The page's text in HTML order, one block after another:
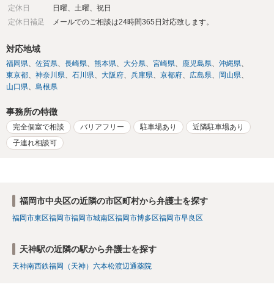
定休日
日曜、土曜、祝日
定休日補足
メールでのご相談は24時間365日対応致します。
対応地域
福岡県 佐賀県 長崎県 熊本県 大分県 宮崎県 鹿児島県
沖縄県
東京都
神奈川県 石川県 大阪府 兵庫県 京都府 広島県
岡山県
山口県
島根県
事務所の特徴
完全個室で相談 バリアフリー 駐車場あり
近隣駐車場あり
子連れ相談可
福岡市中央区の近隣の市区町村から弁護士を探す
福岡市東区福岡市福岡市城南区福岡市博多区福岡市早良区
天神駅の近隣の駅から弁護士を探す
天神南西鉄福岡（天神） 六本松渡辺通薬院